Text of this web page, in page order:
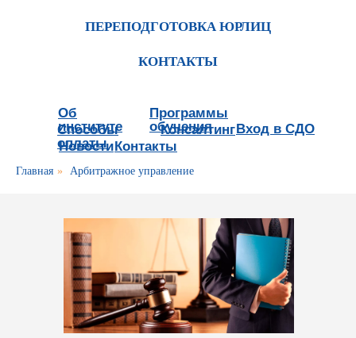
ПЕРЕПОДГОТОВКА ЮРЛИЦ
КОНТАКТЫ
Об
институте
Программы
обучения
Способы
оплаты
Консалтинг
Новости
Вход в СДО
Контакты
Главная » Арбитражное управление